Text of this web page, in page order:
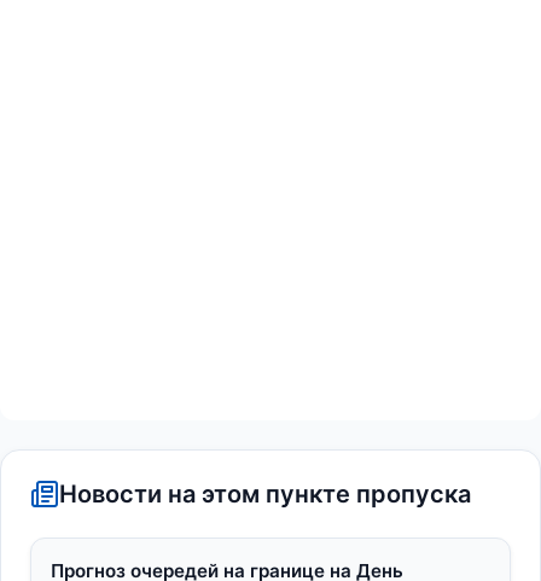
Новости на этом пункте пропуска
Прогноз очередей на границе на День